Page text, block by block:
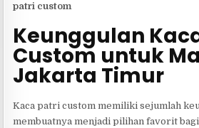
patri custom
Keunggulan
Custom untuk
Jakarta Timur
Kaca patri custom memiliki sejumlah
membuatnya menjadi pilihan favorit